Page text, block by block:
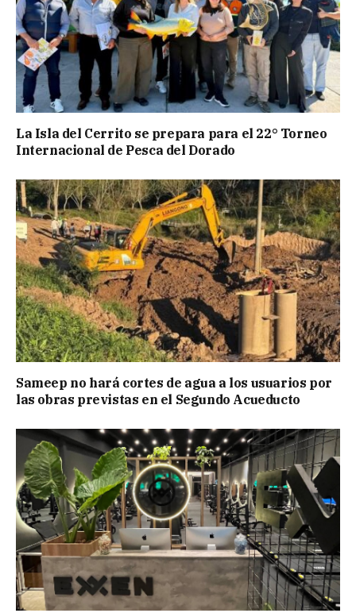
La Isla del Cerrito se prepara para el 22° Torneo
Internacional de Pesca del Dorado
Sameep no hará cortes de agua a los usuarios por
las obras previstas en el Segundo Acueducto